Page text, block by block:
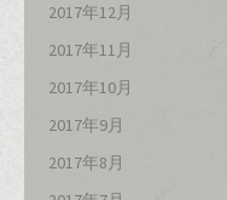
2017年12月
2017年11月
2017年10月
2017年9月
2017年8月